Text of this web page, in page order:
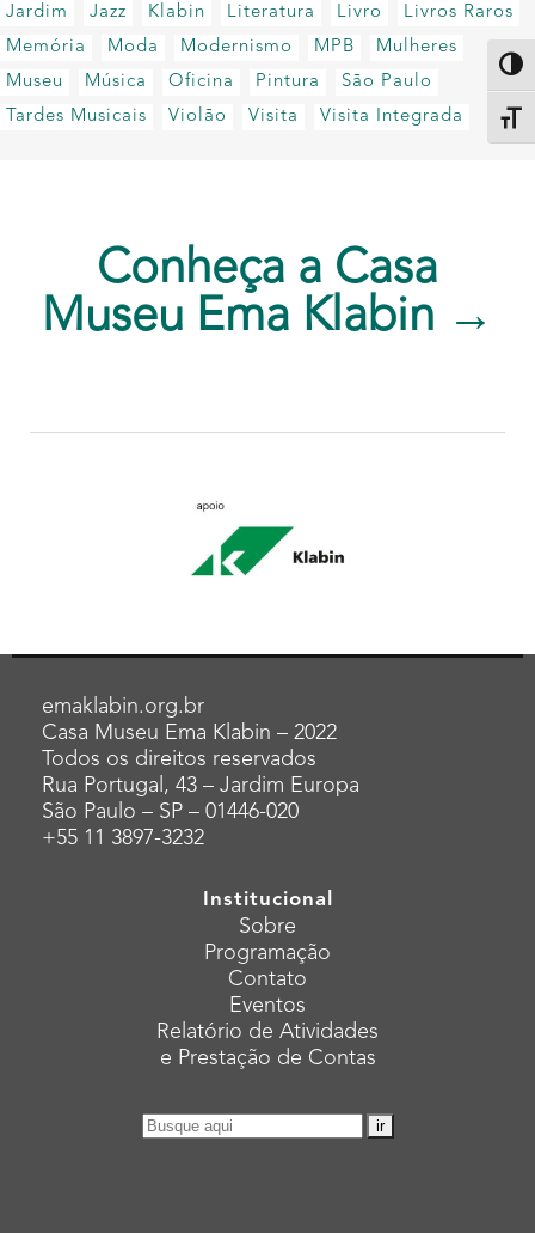
Jardim
Jazz Klabin Literatura Livro
Livros Raros
Memória
Moda Modernismo MPB
Mulheres
Museu
Música Oficina Pintura
São Paulo
Tardes Musicais
Violão Visita Visita Integrada
Conheça a Casa
Museu Ema Klabin →
emaklabin.org.br
Casa Museu Ema Klabin – 2022
Todos os direitos reservados
Rua Portugal, 43 – Jardim Europa
São Paulo – SP – 01446-020
+55 11 3897-3232
Institucional
Sobre
Programação
Contato
Eventos
Relatório de Atividades
e Prestação de Contas